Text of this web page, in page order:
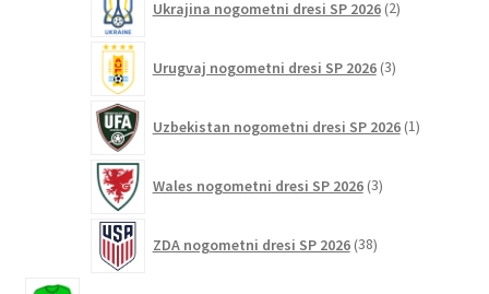
Ukrajina nogometni dresi SP 2026 2izdelka
Urugvaj nogometni dresi SP 2026 3izdelki
Uzbekistan nogometni dresi SP 2026 1izdelek
Wales nogometni dresi SP 2026 3izdelki
ZDA nogometni dresi SP 2026 38izdelkov